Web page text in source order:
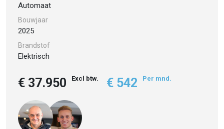
Automaat
Bouwjaar
2025
Brandstof
Elektrisch
€ 37.950 Excl btw. € 542 Per mnd.